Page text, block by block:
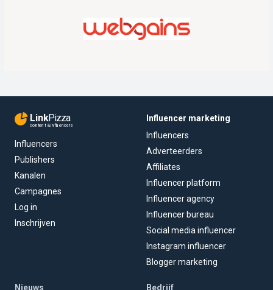
LinkPizza
content & influencers
Influencers
Publishers
Kanalen
Campagnes
Log in
Inschrijven
Influencer marketing
Influencers
Adverteerders
Affiliates
Influencer platform
Influencer agency
Influencer bureau
Social media influencer
Instagram influencer
Blogger marketing
Nieuws Bedrijf